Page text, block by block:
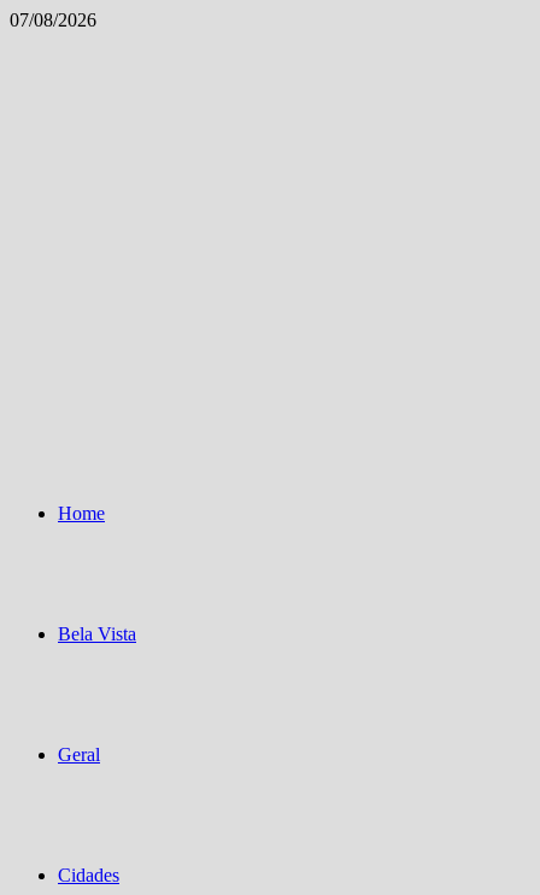
Skip
07/08/2026
Home
Bela Vista
Geral
Cidades